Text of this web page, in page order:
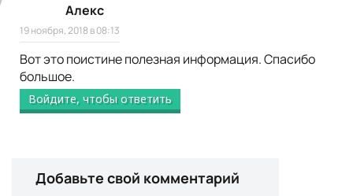
Алекс
19 ноября, 2018 в 08:13
Вот это поистине полезная информация. Спасибо
большое.
Войдите, чтобы ответить
Добавьте свой комментарий